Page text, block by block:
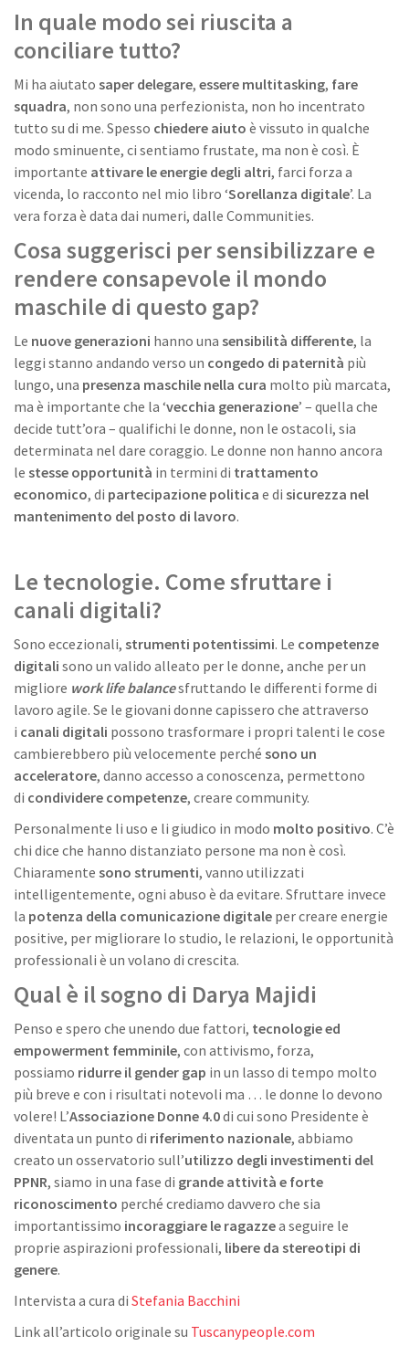
In quale modo sei riuscita a
conciliare tutto?
Mi ha aiutato saper delegare, essere multitasking, fare
squadra, non sono una perfezionista, non ho incentrato
tutto su di me. Spesso chiedere aiuto è vissuto in qualche
modo sminuente, ci sentiamo frustate, ma non è così. È
importante attivare le energie degli altri, farci forza a
vicenda, lo racconto nel mio libro ‘Sorellanza digitale’. La
vera forza è data dai numeri, dalle Communities.
Cosa suggerisci per sensibilizzare e
rendere consapevole il mondo
maschile di questo gap?
Le nuove generazioni hanno una sensibilità differente, la
leggi stanno andando verso un congedo di paternità più
lungo, una presenza maschile nella cura molto più marcata,
ma è importante che la ‘vecchia generazione’ – quella che
decide tutt’ora – qualifichi le donne, non le ostacoli, sia
determinata nel dare coraggio. Le donne non hanno ancora
le stesse opportunità in termini di trattamento
economico, di partecipazione politica e di sicurezza nel
mantenimento del posto di lavoro.
Le tecnologie. Come sfruttare i
canali digitali?
Sono eccezionali, strumenti potentissimi. Le competenze
digitali sono un valido alleato per le donne, anche per un
migliore work life balancesfruttando le differenti forme di
lavoro agile. Se le giovani donne capissero che attraverso
i canali digitali possono trasformare i propri talenti le cose
cambierebbero più velocemente perché sono un
acceleratore, danno accesso a conoscenza, permettono
di condividere competenze, creare community.
Personalmente li uso e li giudico in modo molto positivo. C’è
chi dice che hanno distanziato persone ma non è così.
Chiaramente sono strumenti, vanno utilizzati
intelligentemente, ogni abuso è da evitare. Sfruttare invece
la potenza della comunicazione digitale per creare energie
positive, per migliorare lo studio, le relazioni, le opportunità
professionali è un volano di crescita.
Qual è il sogno di Darya Majidi
Penso e spero che unendo due fattori, tecnologie ed
empowerment femminile, con attivismo, forza,
possiamo ridurre il gender gap in un lasso di tempo molto
più breve e con i risultati notevoli ma … le donne lo devono
volere! L’Associazione Donne 4.0di cui sono Presidente è
diventata un punto di riferimento nazionale, abbiamo
creato un osservatorio sull’utilizzo degli investimenti del
PPNR, siamo in una fase di grande attività e forte
riconoscimento perché crediamo davvero che sia
importantissimo incoraggiare le ragazzea seguire le
proprie aspirazioni professionali, libere da stereotipi di
genere.
Intervista a cura di Stefania Bacchini
Link all’articolo originale su Tuscanypeople.com